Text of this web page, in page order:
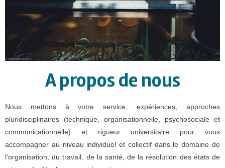
A propos de nous
Nous mettons à votre service, expériences, approches
pluridisciplinaires (technique, organisationnelle, psychosociale et
communicationnelle) et rigueur universitaire pour vous
accompagner au niveau individuel et collectif dans le domaine de
l’organisation, du travail, de la santé, de la résolution des états de